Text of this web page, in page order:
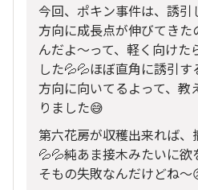
今回、ポキン事件は、誘
方向に成長点が伸びてきた
んだよ～って、軽く向けた
した💦💦ほぼ直角に誘引す
方向に向いてるよって、教
りました😅
第六花房が収穫出来れば
💦💦純あま接木みたいに
そもの失敗なんだけどね～